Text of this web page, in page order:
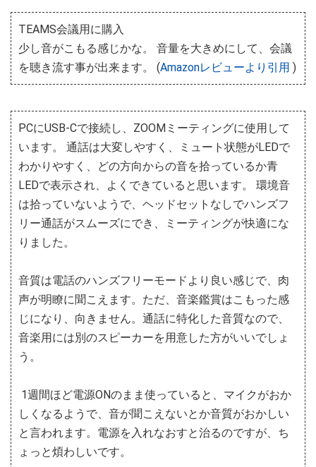
TEAMS会議用に購入
少し音がこもる感じかな。 音量を大きめにして、会議
を聴き流す事が出来ます。 (Amazonレビューより引用 )
PCにUSB-Cで接続し、ZOOMミーティングに使用して
います。 通話は大変しやすく、ミュート状態がLEDで
わかりやすく、どの方向からの音を拾っているか青
LEDで表示され、よくできていると思います。 環境音
は拾っていないようで、ヘッドセットなしでハンズフ
リー通話がスムーズにでき、ミーティングが快適にな
りました。
音質は電話のハンズフリーモードより良い感じで、肉
声が明瞭に聞こえます。ただ、音楽鑑賞はこもった感
じになり、向きません。通話に特化した音質なので、
音楽用には別のスピーカーを用意した方がいいでしょ
う。
1週間ほど電源ONのまま使っていると、マイクがおか
しくなるようで、音が聞こえないとか音質がおかしい
と言われます。電源を入れなおすと治るのですが、ち
ょっと煩わしいです。